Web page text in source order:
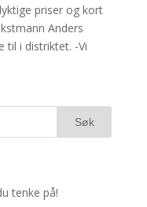
priser og kort
Anders
til i distriktet. -Vi
tenke på!